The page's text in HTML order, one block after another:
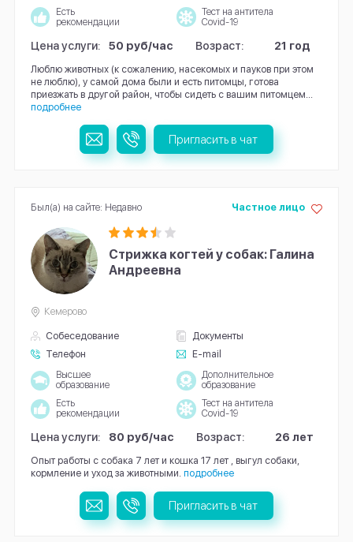
Есть
рекомендации
Тест на антитела
Covid-19
Цена услуги: 50 руб/час Возраст: 21 год
Люблю животных (к сожалению, насекомых и пауков при этом
не люблю), у самой дома были и есть питомцы, готова
приезжать в другой район, чтобы сидеть с вашим питомцем...
подробнее
Пригласить в чат
Стрижка когтей у собак: Галина
Андреевна
Собеседование
Документы
Телефон
E-mail
Частное лицо
Кемерово
Высшее
образование
Дополнительное
образование
Есть
рекомендации
Тест на антитела
Covid-19
Цена услуги: 80 руб/час Возраст: 26 лет
Опыт работы с собака 7 лет и кошка 17 лет , выгул собаки,
кормление и уход за животными. подробнее
Был(а) на сайте: Недавно
Пригласить в чат